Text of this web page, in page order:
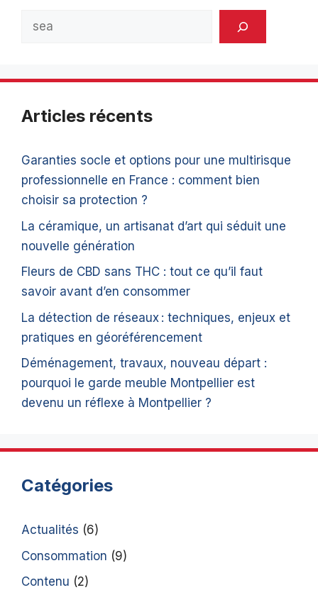
Articles récents
Garanties socle et options pour une multirisque
professionnelle en France : comment bien
choisir sa protection ?
La céramique, un artisanat d’art qui séduit une
nouvelle génération
Fleurs de CBD sans THC : tout ce qu’il faut
savoir avant d’en consommer
La détection de réseaux : techniques, enjeux et
pratiques en géoréférencement
Déménagement, travaux, nouveau départ :
pourquoi le garde meuble Montpellier est
devenu un réflexe à Montpellier ?
Catégories
Actualités (6)
Consommation (9)
Contenu (2)